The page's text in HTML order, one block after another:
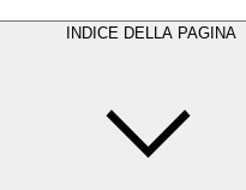
INDICE DELLA PAGINA